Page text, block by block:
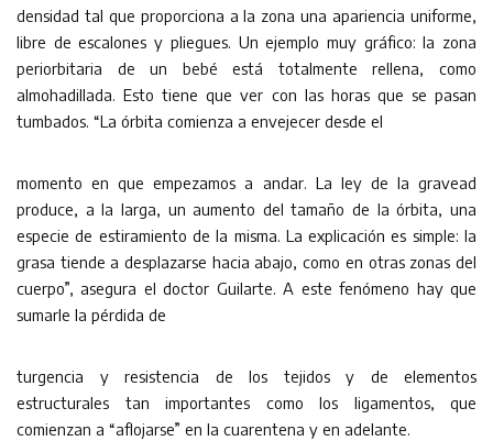
densidad tal que proporciona a la zona una apariencia uniforme,
libre de escalones y pliegues. Un ejemplo muy gráfico: la zona
periorbitaria de un bebé está totalmente rellena, como
almohadillada. Esto tiene que ver con las horas que se pasan
tumbados. “La órbita comienza a envejecer desde el
momento en que empezamos a andar. La ley de la gravead
produce, a la larga, un aumento del tamaño de la órbita, una
especie de estiramiento de la misma. La explicación es simple: la
grasa tiende a desplazarse hacia abajo, como en otras zonas del
cuerpo”, asegura el doctor Guilarte. A este fenómeno hay que
sumarle la pérdida de
turgencia y resistencia de los tejidos y de elementos
estructurales tan importantes como los ligamentos, que
comienzan a “aflojarse” en la cuarentena y en adelante.